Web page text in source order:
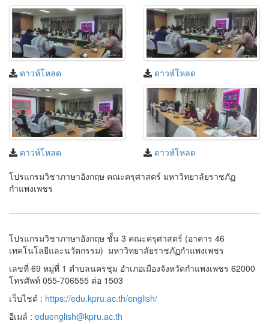
ดาวห์โหลด ดาวห์โหลด
ดาวห์โหลด ดาวห์โหลด
โปรแกรมวิชาภาษาอังกฤษ คณะครุศาสตร์ มหาวิทยาลัยราชภัฏ
กำแพงเพชร
โปรแกรมวิชาภาษาอังกฤษ ชั้น 3 คณะครุศาสตร์ (อาคาร 46
เทคโนโลยีและนวัตกรรม) มหาวิทยาลัยราชภัฏกำแพงเพชร
เลขที่ 69 หมู่ที่ 1 ตำบลนครชุม อำเภอเมืองจังหวัดกำแพงเพชร 62000
โทรศัพท์ 055-706555 ต่อ 1503
เว็บไชต์ : https://edu.kpru.ac.th/english/
อีเมล์ : eduenglish@kpru.ac.th